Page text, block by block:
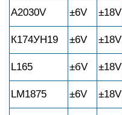
A2030V ±6V ±18V
К174УН19 ±6V ±18V
L165 ±бV ±18V
LM1875 ±6V ±18V